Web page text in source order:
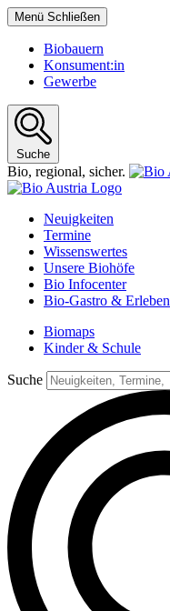
Menü Schließen
Biobauern
Konsument:in
Gewerbe
Suche
Bio, regional, sicher.
Neuigkeiten
Termine
Wissenswertes
Unsere Biohöfe
Bio Infocenter
Bio-Gastro & Erleben
Biomaps
Kinder & Schule
Suche